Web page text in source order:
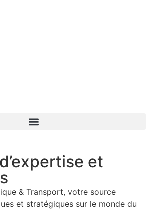
et
& Transport, votre source
et stratégiques sur le monde du